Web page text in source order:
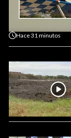
Hace31 minutos